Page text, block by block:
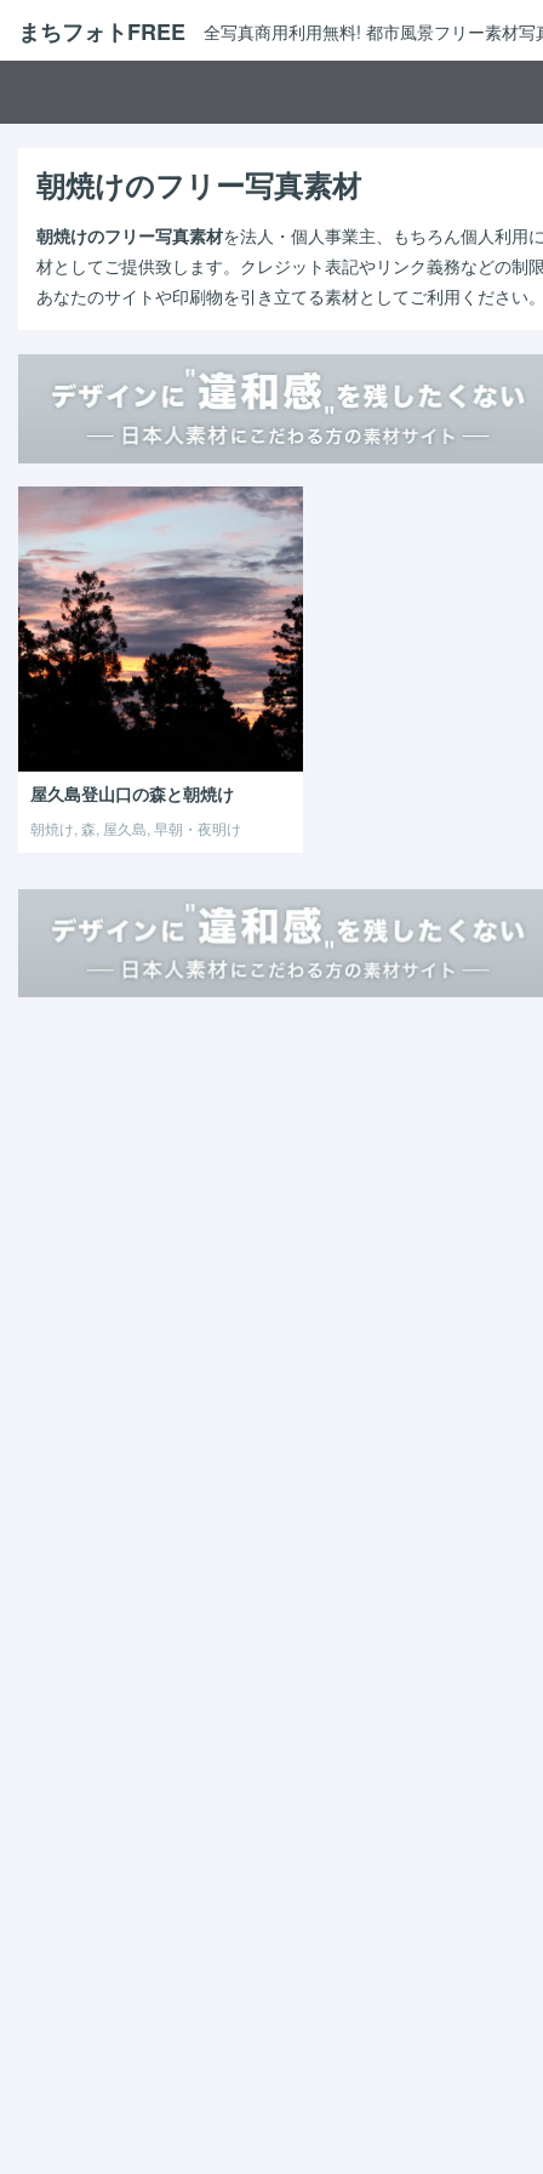
まちフォトFREE 全写真商用利用無料! 都市風景フリー素材
朝焼けのフリー写真素材
朝焼けのフリー写真素材を法人・個人事業主、もちろん個人利用
材としてご提供致します。クレジット表記やリンク義務などの制
あなたのサイトや印刷物を引き立てる素材としてご利用ください
屋久島登山口の森と朝焼け
朝焼け, 森, 屋久島, 早朝・夜明け